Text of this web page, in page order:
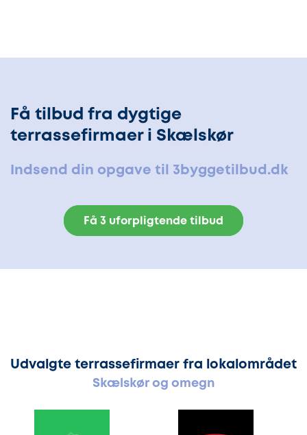
Få tilbud fra dygtige
terrassefirmaer i Skælskør
Indsend din opgave til 3byggetilbud.dk
Få 3 uforpligtende tilbud
Udvalgte terrassefirmaer fra lokalområdet
Skælskør og omegn